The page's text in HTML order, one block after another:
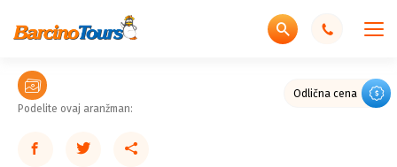
Odlična cena
Podelite ovaj aranžman: